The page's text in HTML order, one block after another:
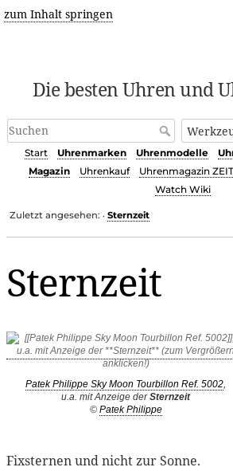
zum Inhalt springen
Die besten Uhren und
Start Uhrenmarken Uhrenmodelle
Magazin
Uhrenkauf Uhrenmagazin
Watch Wiki
Zuletzt angesehen: • Sternzeit
Sternzeit
Patek Philippe Sky Moon Tourbillon Ref. 5002,
u.a. mit Anzeige derSternzeit
© Patek Philippe
Fixsternen und nicht zur Sonne.